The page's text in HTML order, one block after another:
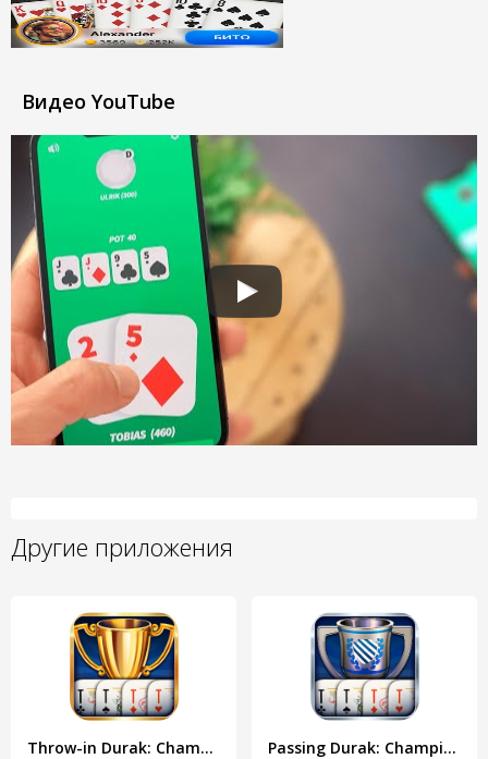
Видео YouTube
Другие приложения
Throw-in Durak: Championship Passing Durak: Championship